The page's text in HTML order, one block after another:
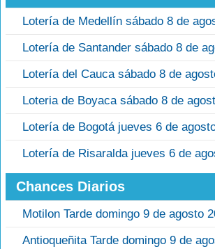
Lotería de Medellín sábado 8 de
Lotería de Santander sábado 8 de
Lotería del Cauca sábado 8 de
Loteria de Boyaca sábado 8 de
Lotería de Bogotá jueves 6 de
Lotería de Risaralda jueves 6 de
Chances Diarios
Motilon Tarde domingo 9 de agosto
Antioqueñita Tarde domingo 9 de